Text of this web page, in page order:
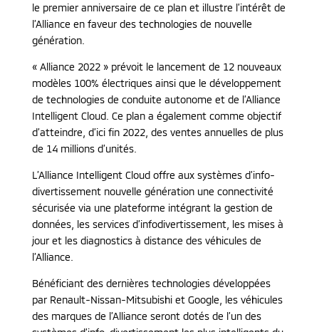
le premier anniversaire de ce plan et illustre l’intérêt de
l’Alliance en faveur des technologies de nouvelle
génération.
« Alliance 2022 » prévoit le lancement de 12 nouveaux
modèles 100% électriques ainsi que le développement
de technologies de conduite autonome et de l’Alliance
Intelligent Cloud. Ce plan a également comme objectif
d’atteindre, d’ici fin 2022, des ventes annuelles de plus
de 14 millions d’unités.
L’Alliance Intelligent Cloud offre aux systèmes d’info-
divertissement nouvelle génération une connectivité
sécurisée via une plateforme intégrant la gestion de
données, les services d’infodivertissement, les mises à
jour et les diagnostics à distance des véhicules de
l’Alliance.
Bénéficiant des dernières technologies développées
par Renault-Nissan-Mitsubishi et Google, les véhicules
des marques de l’Alliance seront dotés de l’un des